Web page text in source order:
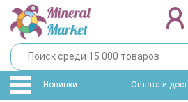
Новинки Оплата и